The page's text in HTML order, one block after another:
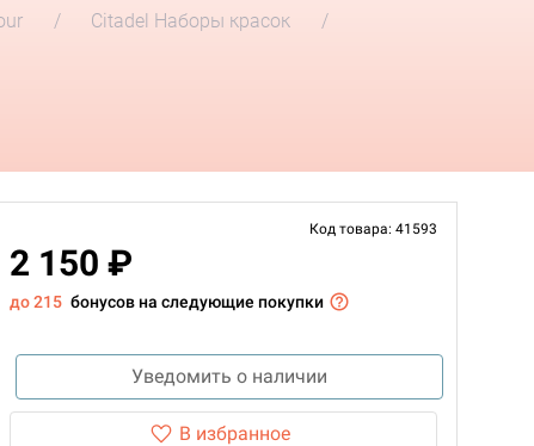
Citadel Наборы красок
Код товара: 41593
2 150 ₽
до 215 бонусов на следующие покупки
Уведомить о наличии
В избранное